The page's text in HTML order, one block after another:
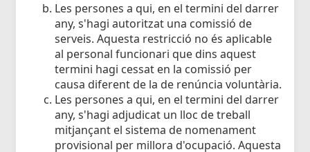
Les persones a qui, en el termini del darrer
any, s'hagi autoritzat una comissió de
serveis. Aquesta restricció no és aplicable
al personal funcionari que dins aquest
termini hagi cessat en la comissió per
causa diferent de la de renúncia voluntària.
Les persones a qui, en el termini del darrer
any, s'hagi adjudicat un lloc de treball
mitjançant el sistema de nomenament
provisional per millora d'ocupació. Aquesta